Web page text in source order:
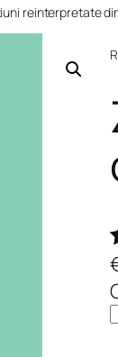
reinterpretate